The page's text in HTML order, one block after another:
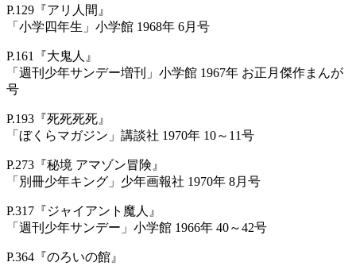
P.129『アリ人間』
「小学四年生」小学館 1968年 6月号
P.161『大鬼人』
「週刊少年サンデー増刊」小学館 1967年 お正月傑作まんが
号
P.193『死死死死』
「ぼくらマガジン」講談社 1970年 10～11号
P.273『秘境 アマゾン冒険』
「別冊少年キング」少年画報社 1970年 8月号
P.317『ジャイアント魔人』
「週刊少年サンデー」小学館 1966年 40～42号
P.364『のろいの館』